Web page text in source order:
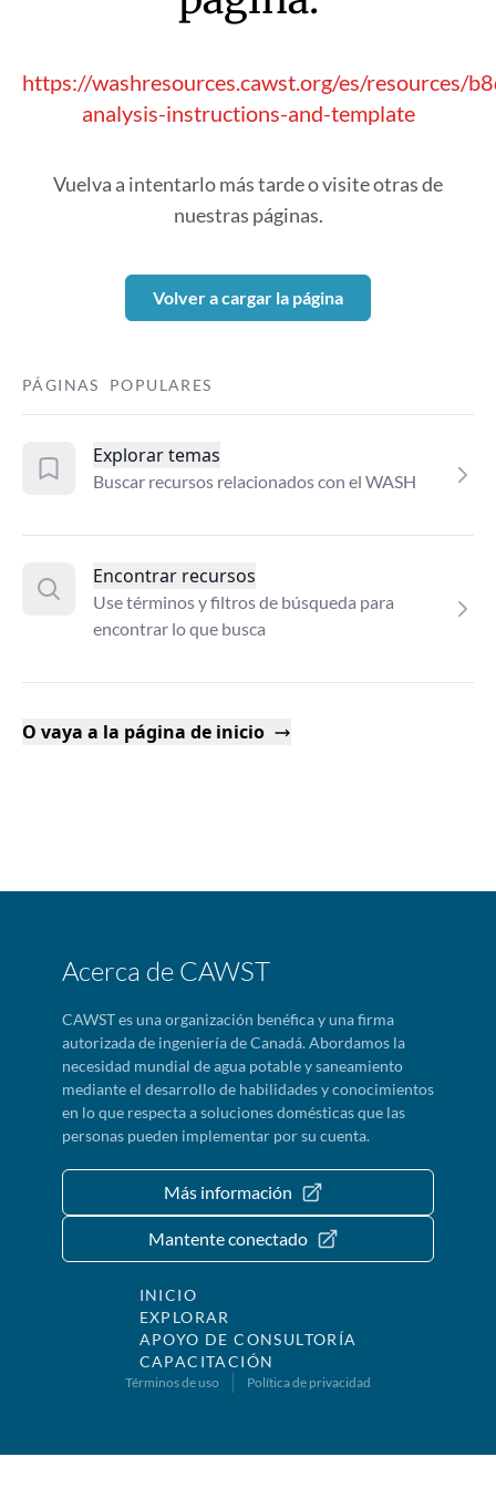
https://washresources.cawst.org/es/resources/
analysis-instructions-and-template
Vuelva a intentarlo más tarde o visite otras de
nuestras páginas.
Volver a cargar la página
PÁGINAS POPULARES
Explorar temas
Buscar recursos relacionados con el WASH
Encontrar recursos
Use términos y filtros de búsqueda para
encontrar lo que busca
O vaya a la página de inicio
Acerca de CAWST
CAWST es una organización benéfica y una firma
autorizada de ingeniería de Canadá. Abordamos la
necesidad mundial de agua potable y saneamiento
mediante el desarrollo de habilidades y conocimientos
en lo que respecta a soluciones domésticas que las
personas pueden implementar por su cuenta.
Más información
Mantente conectado
INICIO
EXPLORAR
APOYO DE CONSULTORÍA
CAPACITACIÓN
Términos de uso Política de privacidad